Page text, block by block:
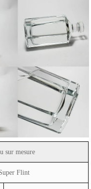
sur mesure
Flint